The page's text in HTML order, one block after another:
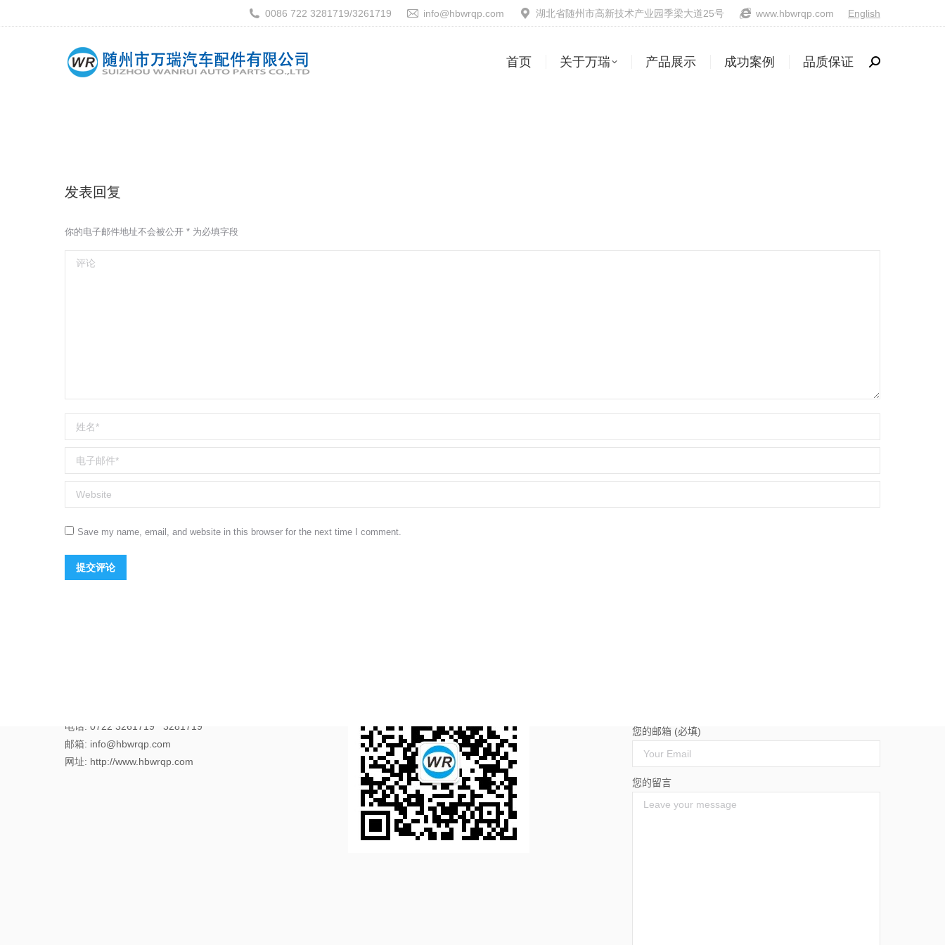
0086 722 3281719/3261719 info@hbwrqp.com 湖北省随州市高新技术产业园季梁大道25号 www.hbwrqp.com English
首页 关于万瑞 产品展示 成功案例 品质保证 Search:
发表回复
你的电子邮件地址不会被公开 * 为必填字段
评论
姓名 *
电子邮件 *
Website
Save my name, email, and website in this browser for the next time I comment.
提交评论
电话: 0722 3261719 3281719
邮箱: info@hbwrqp.com
网址: http://www.hbwrqp.com
您的邮箱 (必填)
您的留言
首页 关于万瑞 产品展示 成功案例 品质保证 Search: